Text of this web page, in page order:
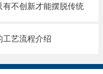
有不创新才能摆脱传统
工艺流程介绍